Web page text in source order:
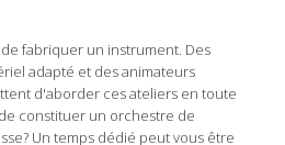
fabriquer un instrument. Des
adapté et des animateurs
d'aborder ces ateliers en toute
constituer un orchestre de
Un temps dédié peut vous être